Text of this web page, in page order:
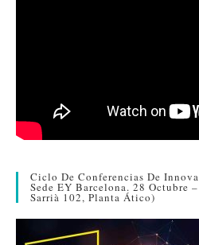
Ciclo De Conferencias De
Sede EY Barcelona. 28 Octubre
Sarrià 102, Planta Ático)